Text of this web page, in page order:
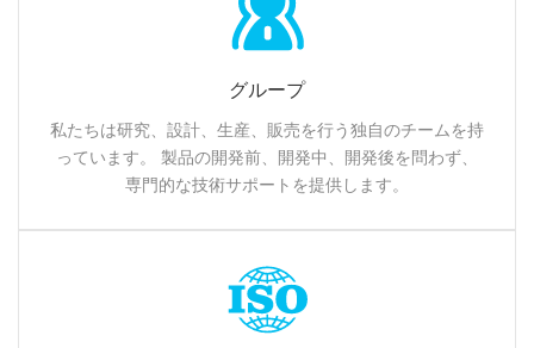
グループ
私たちは研究、設計、生産、販売を行う独自のチームを持
っています。 製品の開発前、開発中、開発後を問わず、
専門的な技術サポートを提供します。